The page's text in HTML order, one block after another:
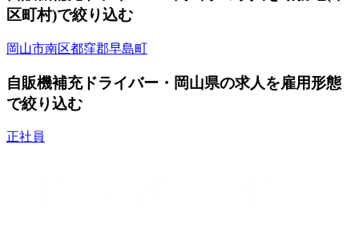
区町村)で絞り込む
岡山市南区都窪郡早島町
自販機補充ドライバー・岡山県の求人を雇用形態
で絞り込む
正社員